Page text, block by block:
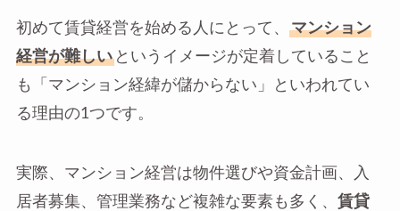
初めて賃貸経営を始める人にとって、
マンション
経営が難しいというイメージが定着していること
も「マンション経緯が儲からない」といわれてい
る理由の1つです。
実際、マンション経営は物件選びや資金計画、入
居者募集、管理業務など複雑な要素も多く、 賃貸